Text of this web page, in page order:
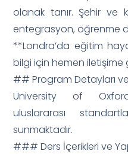
olanak tanır. Şehir ve
entegrasyon, öğrenme
**Londra’da eğitim
bilgi için hemen iletişime
## Program Detayları
University of
uluslararası
sunmaktadır.
### Ders İçerikleri ve